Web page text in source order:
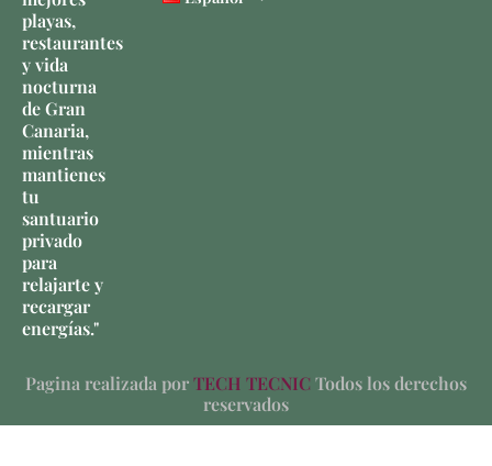
playas,
restaurantes
y vida
nocturna
de Gran
Canaria,
mientras
mantienes
tu
santuario
privado
para
relajarte y
recargar
energías."
Pagina realizada porTECH TECNIC Todos los derechos
reservados